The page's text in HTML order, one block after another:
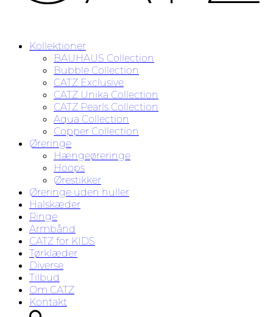
Kollektioner
BAUHAUS Collection
Bubble Collection
CATZ Exclusive
CATZ Unika Collection
CATZ Pearls Collection
Aqua Collection
Copper Collection
Øreringe
Hængeøreringe
Hoops
Ørestikker
Øreringe uden huller
Halskæder
Ringe
Armbånd
CATZ for KIDS
Tørklæder
Diverse
Tilbud
Om CATZ
Kontakt